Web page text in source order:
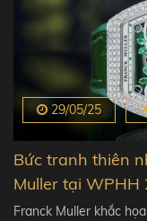
29/05/25
Bức tranh thiên
Muller tại WPHH
Franck Muller khắc